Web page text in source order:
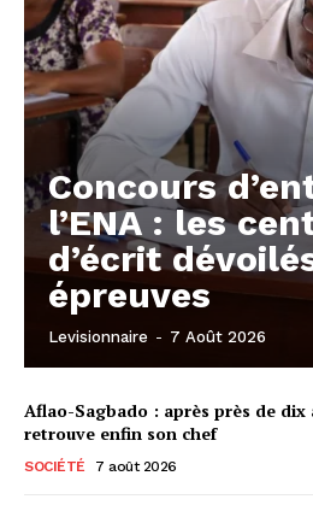
Concours
l’ENA : les
d’écrit
épreuves
Levisionnaire - 7 Août 2026
Aflao-Sagbado : après près de dix
retrouve enfin son chef
SOCIÉTÉ 7 août 2026